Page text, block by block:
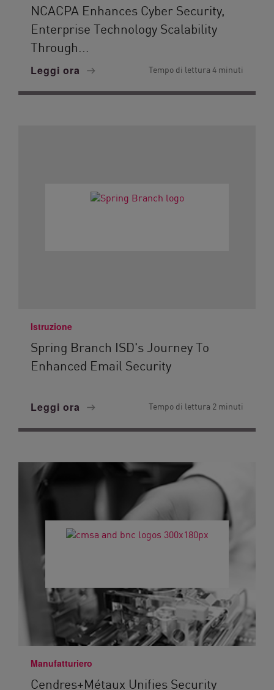
NCACPA Enhances Cyber Security,
Enterprise Technology Scalability
Through...
Leggi ora Tempo di lettura 4 minuti
Istruzione
Spring Branch ISD's Journey To
Enhanced Email Security
Leggi ora Tempo di lettura 2 minuti
Manufatturiero
Cendres+Métaux Unifies Security